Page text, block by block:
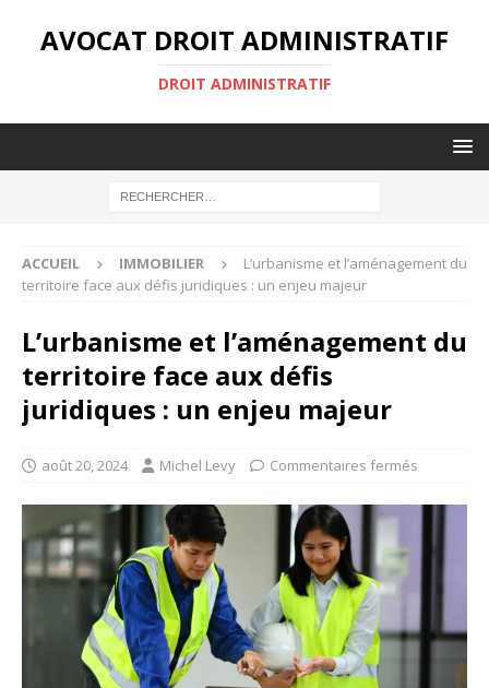
AVOCAT DROIT ADMINISTRATIF
DROIT ADMINISTRATIF
ACCUEIL IMMOBILIER
L’urbanisme et l’aménagement du
territoire face aux défis juridiques : un enjeu majeur
L’urbanisme et l’aménagement du
territoire face aux défis
juridiques : un enjeu majeur
août 20, 2024 Michel Levy Commentaires fermés